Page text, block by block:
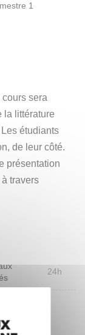
1
sera
la littérature
Les étudiants
de leur côté.
présentation
travers
24h